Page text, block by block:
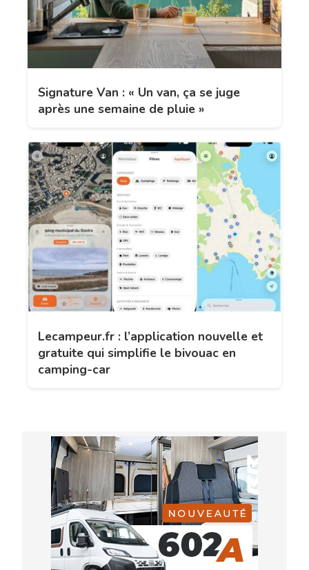
Signature Van : « Un van, ça se juge
après une semaine de pluie »
Lecampeur.fr : l’application nouvelle et
gratuite qui simplifie le bivouac en
camping-car